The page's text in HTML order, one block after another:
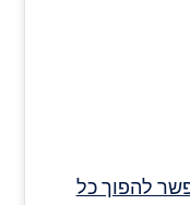
להפוך כל